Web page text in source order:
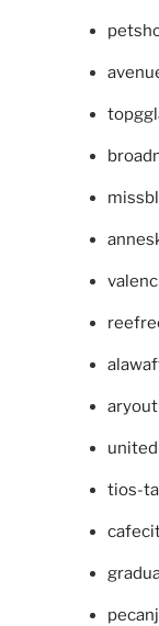
tios-